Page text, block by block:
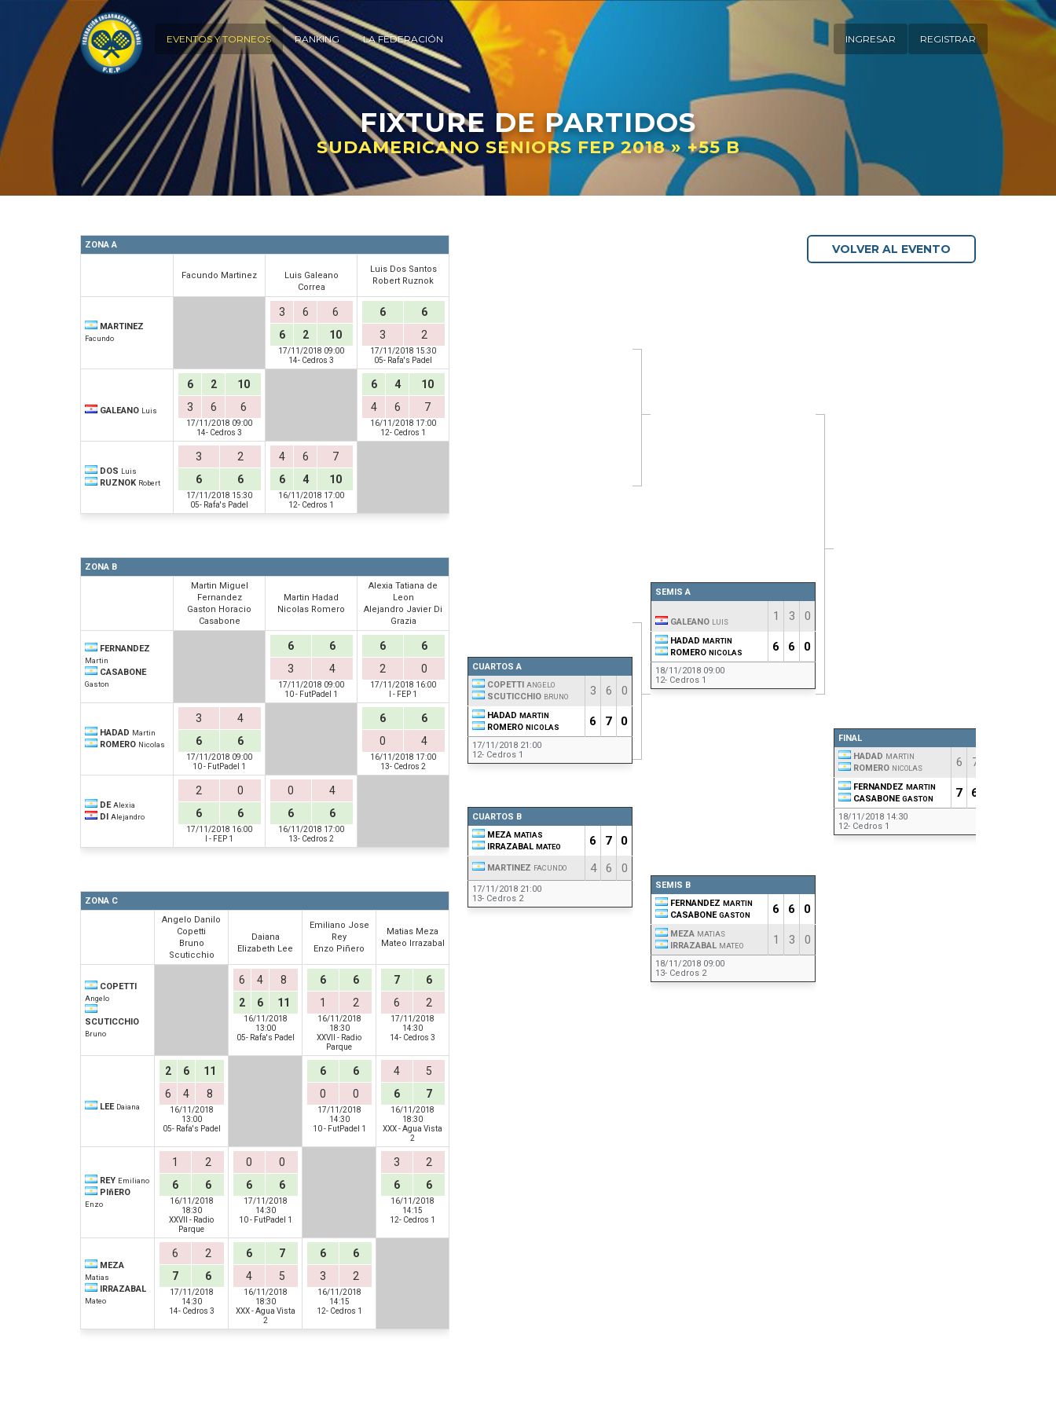
EVENTOS Y TORNEOS RANKING LA FEDERACIÓN INGRESAR REGISTRAR
FIXTURE DE PARTIDOS
SUDAMERICANO SENIORS FEP 2018 » +55 B
VOLVER AL EVENTO
ZONA A
Facundo Martinez
Luis Galeano
Correa
Luis Dos Santos
Robert Ruznok
MARTINEZ
Facundo
3 6
6
6
2 10
17/11/2018 09:00
14- Cedros 3
6
6
3
2
17/11/2018 15:30
05- Rafa's Padel
GALEANO Luis
6 2
10
3
6 6
17/11/2018 09:00
14- Cedros 3
6 4
10
4
6 7
16/11/2018 17:00
12- Cedros 1
DOS Luis
RUZNOK Robert
3
2
6
6
17/11/2018 15:30
05- Rafa's Padel
4 6
7
6
4 10
16/11/2018 17:00
12- Cedros 1
ZONA B
Martin Miguel
Fernandez
Gaston Horacio
Casabone
Martin Hadad
Nicolas Romero
Alexia Tatiana de
Leon
Alejandro Javier Di
Grazia
FERNANDEZ
Martin
CASABONE
Gaston
6
6
3
4
17/11/2018 09:00
10 - FutPadel 1
6
6
2
0
17/11/2018 16:00
I - FEP 1
HADAD Martin
ROMERO Nicolas
3
4
6
6
17/11/2018 09:00
10 - FutPadel 1
6
6
0
4
16/11/2018 17:00
13- Cedros 2
DE Alexia
DI Alejandro
2
0
6
6
17/11/2018 16:00
I - FEP 1
0
4
6
6
16/11/2018 17:00
13- Cedros 2
ZONA C
Angelo Danilo
Copetti
Bruno
Scuticchio
Daiana
Elizabeth Lee
Emiliano Jose
Rey
Enzo Piñero
Matias Meza
Mateo Irrazabal
COPETTI
Angelo
SCUTICCHIO
Bruno
6 4
8
2
6 11
16/11/2018
13:00
05- Rafa's Padel
6
6
1
2
16/11/2018
18:30
XXVII - Radio
Parque
7
6
6
2
17/11/2018
14:30
14- Cedros 3
LEE Daiana
2 6
11
6
4 8
16/11/2018
13:00
05- Rafa's Padel
6
6
0
0
17/11/2018
14:30
10 - FutPadel 1
4
5
6
7
16/11/2018
18:30
XXX - Agua Vista
2
REY Emiliano
PIñERO
Enzo
1
2
6
6
16/11/2018
18:30
XXVII - Radio
Parque
0
0
6
6
17/11/2018
14:30
10 - FutPadel 1
3
2
6
6
16/11/2018
14:15
12- Cedros 1
MEZA
Matias
IRRAZABAL
Mateo
6
2
7
6
17/11/2018
14:30
14- Cedros 3
6
7
4
5
16/11/2018
18:30
XXX - Agua Vista
2
6
6
3
2
16/11/2018
14:15
12- Cedros 1
CUARTOS A
COPETTI ANGELO
SCUTICCHIO BRUNO 3 6 0
HADAD MARTIN
ROMERO NICOLAS 6 7 0
17/11/2018 21:00
12- Cedros 1
CUARTOS B
MEZA MATIAS
IRRAZABAL MATEO 6 7 0
MARTINEZ FACUNDO 4 6 0
17/11/2018 21:00
13- Cedros 2
SEMIS A
GALEANO LUIS 1 3 0
HADAD MARTIN
ROMERO NICOLAS 6 6 0
18/11/2018 09:00
12- Cedros 1
SEMIS B
FERNANDEZ MARTIN
CASABONE GASTON 6 6 0
MEZA MATIAS
IRRAZABAL MATEO 1 3 0
18/11/2018 09:00
13- Cedros 2
FINAL
HADAD MARTIN
ROMERO NICOLAS 6 7
FERNANDEZ MARTIN
CASABONE GASTON 7 6
18/11/2018 14:30
12- Cedros 1